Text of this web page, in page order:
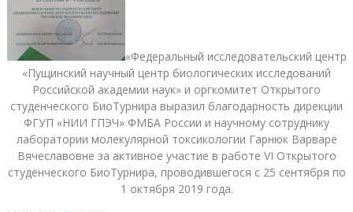
«Федеральный исследовательский центр
«Пущинский научный центр биологических исследований
Российской академии наук» и оргкомитет Открытого
студенческого БиоТурнира выразил благодарность дирекции
ФГУП «НИИ ГПЭЧ» ФМБА России и научному сотруднику
лаборатории молекулярной токсикологии Гарнюк Варваре
Вячеславовне за активное участие в работе VI Открытого
студенческого БиоТурнира, проводившегося с 25 сентября по
1 октября 2019 года.